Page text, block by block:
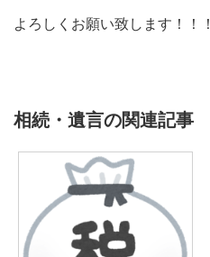
よろしくお願い致します！！！
相続・遺言の関連記事